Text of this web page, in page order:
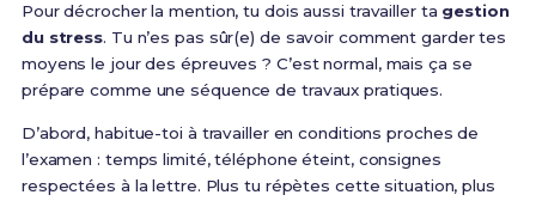
Pour décrocher la mention, tu dois aussi travailler ta gestion
du stress. Tu n’es pas sûr(e) de savoir comment garder tes
moyens le jour des épreuves ? C’est normal, mais ça se
prépare comme une séquence de travaux pratiques.
D’abord, habitue-toi à travailler en conditions proches de
l’examen : temps limité, téléphone éteint, consignes
respectées à la lettre. Plus tu répètes cette situation, plus